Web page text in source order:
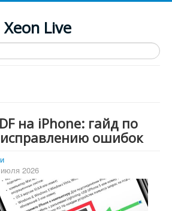
Xeon Live
на iPhone: гайд по
ошибок
2026